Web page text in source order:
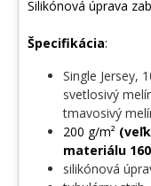
Silikónová úprava
Špecifikácia:
Single Jersey,
svetlosivý
tmavosivý
200 g/m²
materiálu
silikónová